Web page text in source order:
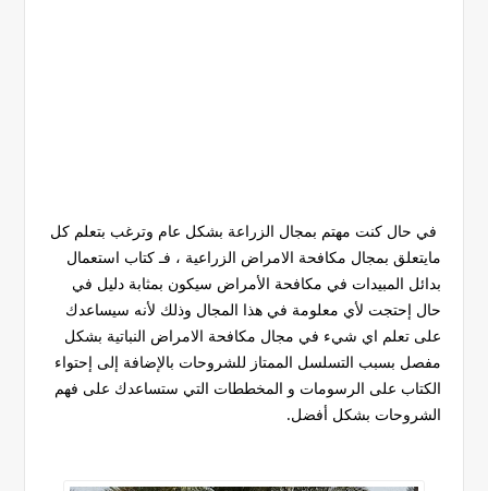
في حال كنت مهتم بمجال الزراعة بشكل عام وترغب بتعلم كل
مايتعلق بمجال مكافحة الامراض الزراعية ، فـ كتاب استعمال
بدائل المبيدات في مكافحة الأمراض سيكون بمثابة دليل في
حال إحتجت لأي معلومة في هذا المجال وذلك لأنه سيساعدك
على تعلم اي شيء في مجال مكافحة الامراض النباتية بشكل
مفصل بسبب التسلسل الممتاز للشروحات بالإضافة إلى إحتواء
الكتاب على الرسومات و المخططات التي ستساعدك على فهم
الشروحات بشكل أفضل.